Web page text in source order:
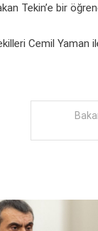
Tekin’e bir
Cemil Yaman